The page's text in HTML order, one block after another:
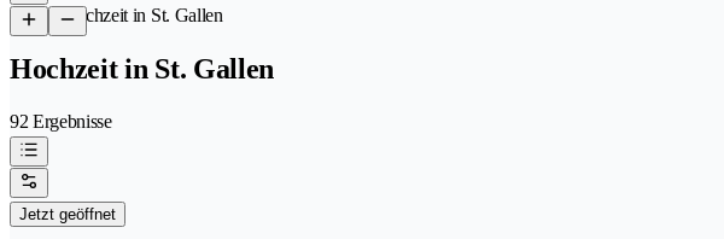
/Hochzeit in St. Gallen
Hochzeit in St. Gallen
92 Ergebnisse
Jetzt geöffnet